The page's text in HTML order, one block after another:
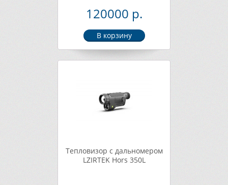
120000 р.
Тепловизор с дальномером
LZIRTEK Hors 350L